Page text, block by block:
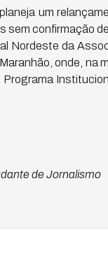
um
sem confirmação
Nordeste da
onde, na
de Jornalismo